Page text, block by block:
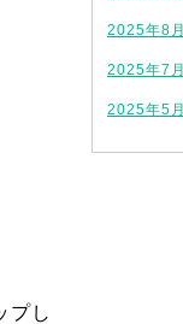
プし
2025年8月
2025年7月
2025年5月